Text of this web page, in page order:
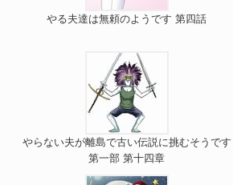
やる夫達は無頼のようです 第四話
やらない夫が離島で古い伝説に挑むそうです
第一部 第十四章